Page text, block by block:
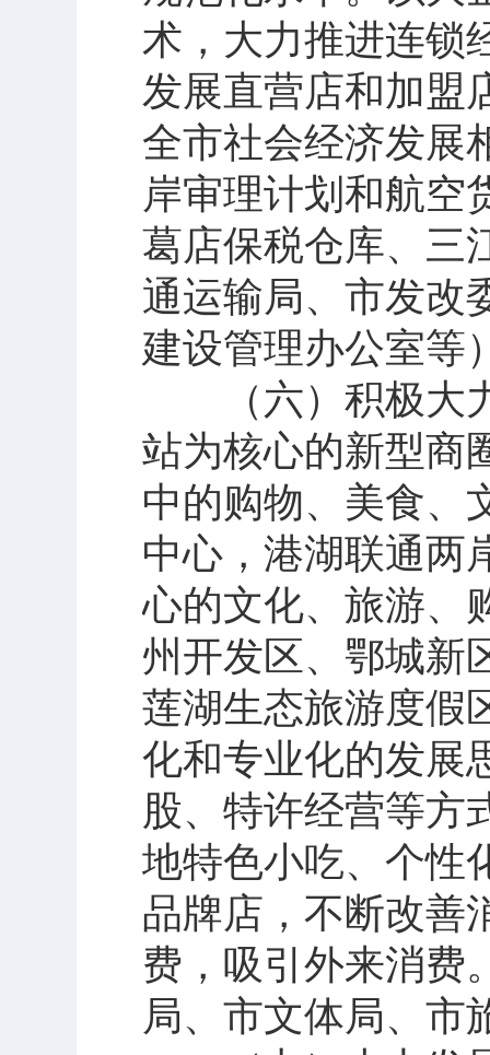
术，大力推进连锁
发展直营店和加盟
全市社会经济发展
岸审理计划和航空
葛店保税仓库、三
通运输局、市发改
建设管理办公室等
（六）积极大力
站为核心的新型商
中的购物、美食、
中心，港湖联通两
心的文化、旅游、
州开发区、鄂城新
莲湖生态旅游度假
化和专业化的发展
股、特许经营等方
地特色小吃、个性
品牌店，不断改善
费，吸引外来消费
局、市文体局、市